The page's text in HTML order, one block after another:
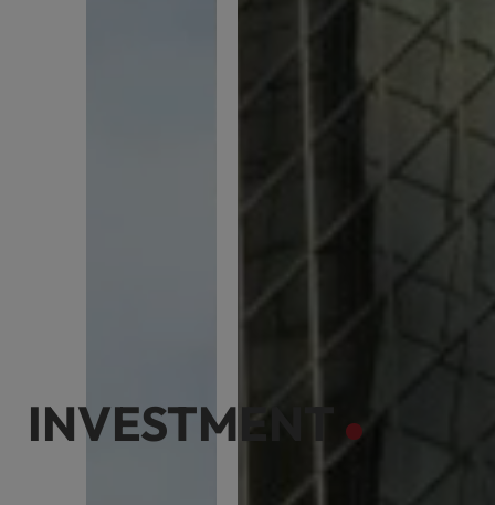
INVESTMENT